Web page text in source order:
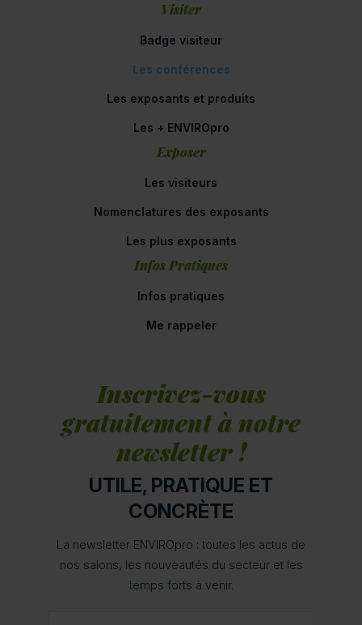
Visiter
Badge visiteur
Les conférences
Les exposants et produits
Les + ENVIROpro
Exposer
Les visiteurs
Nomenclatures des exposants
Les plus exposants
Infos Pratiques
Infos pratiques
Me rappeler
Inscrivez-vous
gratuitement à notre
newsletter !
UTILE, PRATIQUE ET
CONCRÈTE
La newsletter ENVIROpro : toutes les actus de
nos salons, les nouveautés du secteur et les
temps forts à venir.